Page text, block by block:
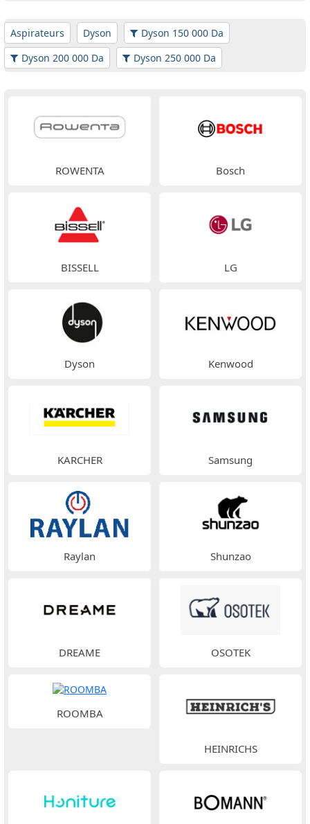
Aspirateurs Dyson
Dyson 150 000 Da
Dyson 200 000 Da
Dyson 250 000 Da
ROWENTA Bosch
BISSELL LG
Dyson Kenwood
KARCHER Samsung
Raylan Shunzao
DREAME OSOTEK
ROOMBA
HEINRICHS